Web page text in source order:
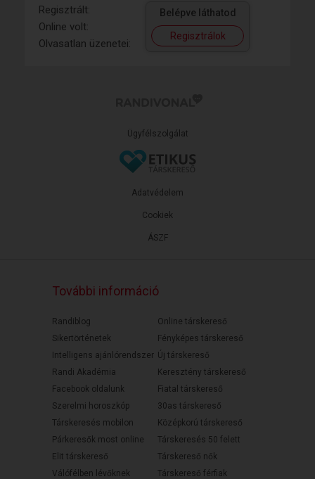
Regisztrált:
Online volt:
Olvasatlan üzenetei:
Belépve láthatod
Regisztrálok
Ügyfélszolgálat
ÁSZF
Adatvédelem
Cookiek
További információ
Randiblog
Sikertörténetek
Intelligens ajánlórendszer
Randi Akadémia
Facebook oldalunk
Szerelmi horoszkóp
Társkeresés mobilon
Párkeresők most online
Elit társkereső
Válófélben lévőknek
Online társkereső
Fényképes társkereső
Új társkereső
Keresztény társkereső
Fiatal társkereső
30as társkereső
Középkorú társkereső
Társkeresés 50 felett
Társkereső nők
Társkereső férfiak